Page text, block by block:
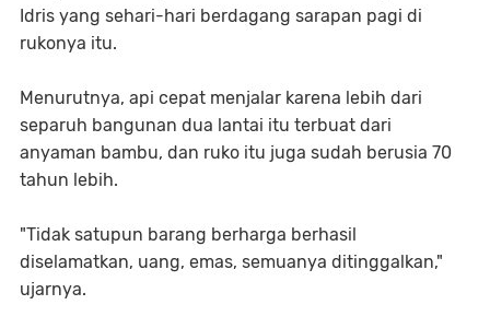
Idris yang sehari-hari berdagang sarapan pagi di
rukonya itu.
Menurutnya, api cepat menjalar karena lebih dari
separuh bangunan dua lantai itu terbuat dari
anyaman bambu, dan ruko itu juga sudah berusia 70
tahun lebih.
"Tidak satupun barang berharga berhasil
diselamatkan, uang, emas, semuanya ditinggalkan,"
ujarnya.